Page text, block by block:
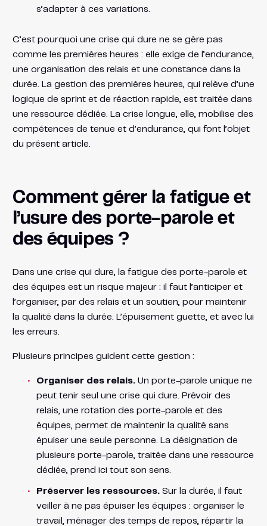
s’adapter à ces variations.
C’est pourquoi une crise qui dure ne se gère pas
comme les premières heures : elle exige de l’endurance,
une organisation des relais et une constance dans la
durée. La gestion des premières heures, qui relève d’une
logique de sprint et de réaction rapide, est traitée dans
une ressource dédiée. La crise longue, elle, mobilise des
compétences de tenue et d’endurance, qui font l’objet
du présent article.
Comment gérer la fatigue et
l’usure des porte-parole et
des équipes ?
Dans une crise qui dure, la fatigue des porte-parole et
des équipes est un risque majeur : il faut l’anticiper et
l’organiser, par des relais et un soutien, pour maintenir
la qualité dans la durée. L’épuisement guette, et avec lui
les erreurs.
Plusieurs principes guident cette gestion :
Organiser des relais.Un porte-parole unique ne
peut tenir seul une crise qui dure. Prévoir des
relais, une rotation des porte-parole et des
équipes, permet de maintenir la qualité sans
épuiser une seule personne. La désignation de
plusieurs porte-parole, traitée dans une ressource
dédiée, prend ici tout son sens.
Préserver les ressources.Sur la durée, il faut
veiller à ne pas épuiser les équipes : organiser le
travail, ménager des temps de repos, répartir la